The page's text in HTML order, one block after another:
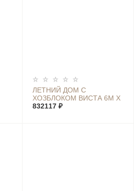
ЛЕТНИЙ ДОМ С
ХОЗБЛОКОМ ВИСТА 6М Х
7,4М
832117 ₽